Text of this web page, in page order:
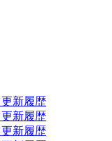
更新履歴
更新履歴
更新履歴